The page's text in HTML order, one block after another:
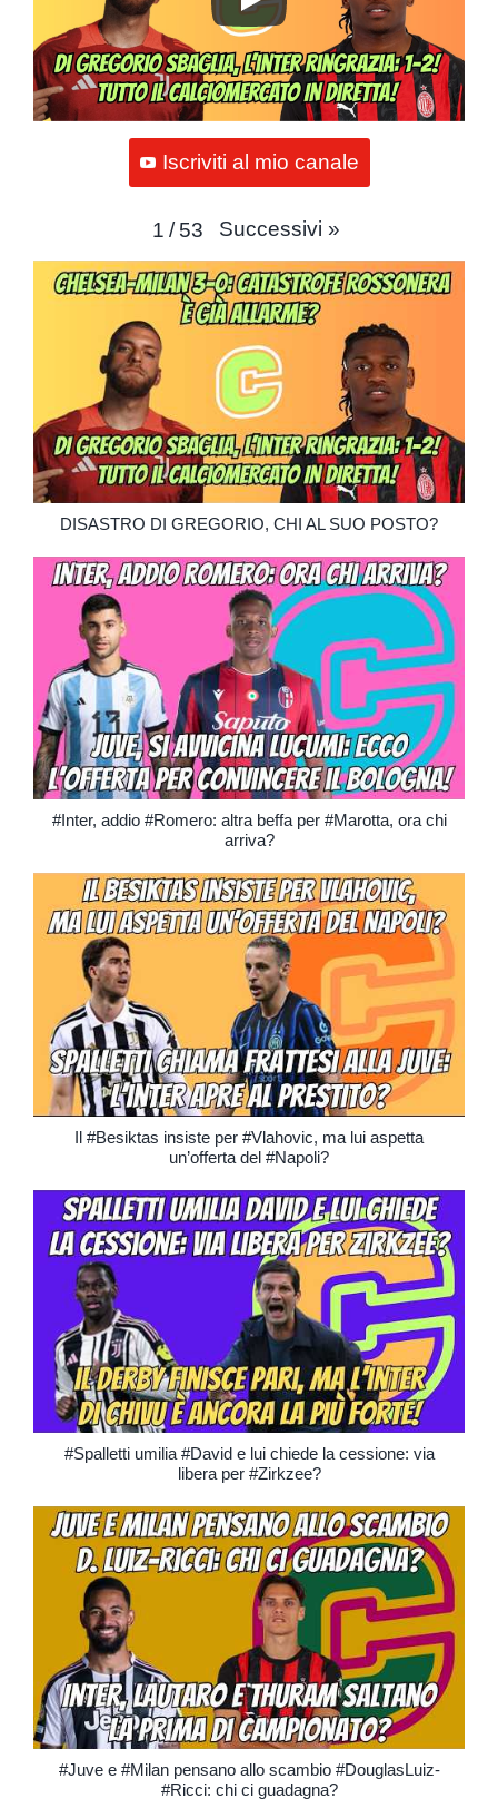
Iscriviti al mio canale
1 / 53 Successivi »
DISASTRO DI GREGORIO, CHI AL SUO POSTO?
#Inter, addio #Romero: altra beffa per #Marotta, ora chi
arriva?
Il #Besiktas insiste per #Vlahovic, ma lui aspetta
un’offerta del #Napoli?
#Spalletti umilia #David e lui chiede la cessione: via
libera per #Zirkzee?
#Juve e #Milan pensano allo scambio #DouglasLuiz-
#Ricci: chi ci guadagna?